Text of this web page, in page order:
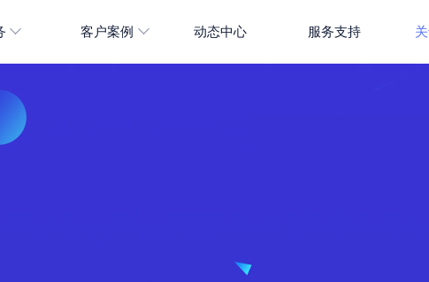
客户案例 动态中心 服务支持